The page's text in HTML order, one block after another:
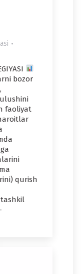
bozor
faoliyat
qurish